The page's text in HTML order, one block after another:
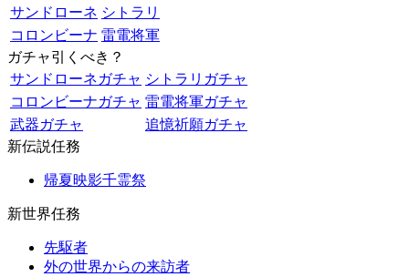
サンドローネ シトラリ
コロンビーナ 雷電将軍
ガチャ引くべき？
サンドローネガチャ シトラリガチャ
コロンビーナガチャ 雷電将軍ガチャ
武器ガチャ
追憶祈願ガチャ
新伝説任務
帰夏映影千霊祭
新世界任務
先駆者
外の世界からの来訪者